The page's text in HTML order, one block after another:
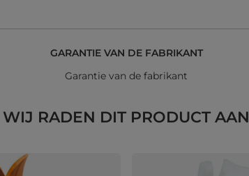
GARANTIE VAN DE FABRIKANT
Garantie van de fabrikant
WIJ RADEN DIT PRODUCT AAN